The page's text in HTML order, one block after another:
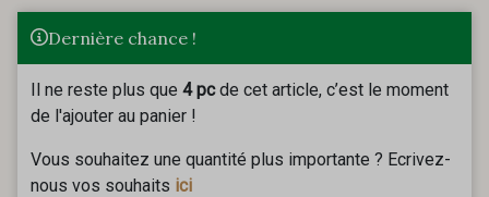
Dernière chance !
Il ne reste plus que 4 pcde cet article, c’est le moment
de l'ajouter au panier !
Vous souhaitez une quantité plus importante ? Ecrivez-
nous vos souhaits ici